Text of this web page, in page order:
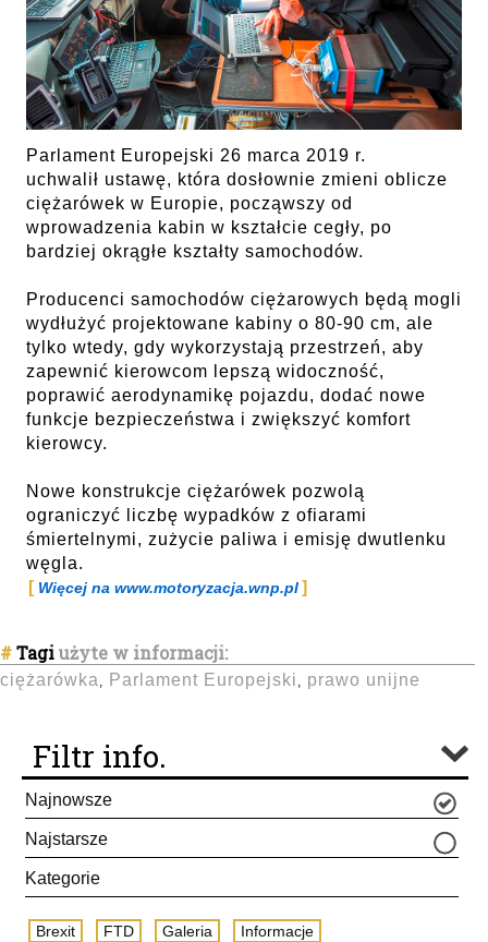
Parlament Europejski 26 marca 2019 r.
uchwalił ustawę, która dosłownie zmieni oblicze
ciężarówek w Europie, począwszy od
wprowadzenia kabin w kształcie cegły, po
bardziej okrągłe kształty samochodów.
Producenci samochodów ciężarowych będą mogli
wydłużyć projektowane kabiny o 80-90 cm, ale
tylko wtedy, gdy wykorzystają przestrzeń, aby
zapewnić kierowcom lepszą widoczność,
poprawić aerodynamikę pojazdu, dodać nowe
funkcje bezpieczeństwa i zwiększyć komfort
kierowcy.
Nowe konstrukcje ciężarówek pozwolą
ograniczyć liczbę wypadków z ofiarami
śmiertelnymi, zużycie paliwa i emisję dwutlenku
węgla.
Więcej na www.motoryzacja.wnp.pl
#Tagiużyte w informacji:
ciężarówka Parlament Europejski prawo unijne
Filtr info.
Najnowsze
Najstarsze
Kategorie
Brexit FTD Galeria Informacje